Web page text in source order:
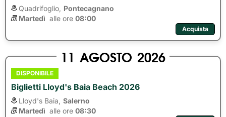
Quadrifoglio, Pontecagnano
Martedì alle ore 08:00
Acquista
11 AGOSTO 2026
DISPONIBILE
Biglietti Lloyd's Baia Beach 2026
Lloyd's Baia, Salerno
Martedì alle ore 08:30